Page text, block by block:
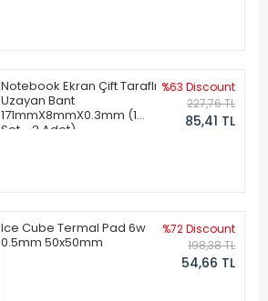
Notebook Ekran Çift Taraflı
Uzayan Bant
171mmX8mmX0.3mm (1
Set - 2 Adet)
%63 Discount
227,76 TL
85,41 TL
Ice Cube Termal Pad 6w
0.5mm 50x50mm
%72 Discount
198,38 TL
54,66 TL